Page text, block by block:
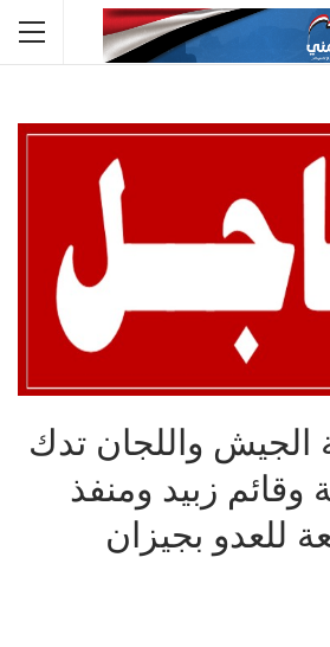
الجيش واللجان تدك
وقائم زبيد ومنفذ
للعدو بجيزان